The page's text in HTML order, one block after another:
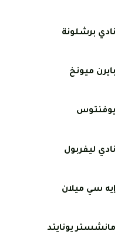
نادي برشلونة
بايرن ميونخ
يوفنتوس
نادي ليفربول
إيه سي ميلان
مانشستر يونايتد